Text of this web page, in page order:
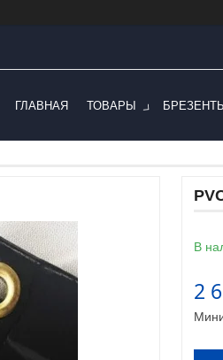
ГЛАВНАЯ ТОВАРЫ
В
2